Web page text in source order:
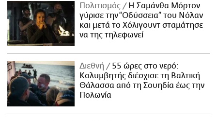
Πολιτισμός
Η Σαμάνθα Μόρτον
γύρισε την “Οδύσσεια” του Νόλαν
και μετά το Χόλιγουντ σταμάτησε
να της τηλεφωνεί
Διεθνή
55 ώρες στο νερό:
Κολυμβητής διέσχισε τη Βαλτική
Θάλασσα από τη Σουηδία έως την
Πολωνία